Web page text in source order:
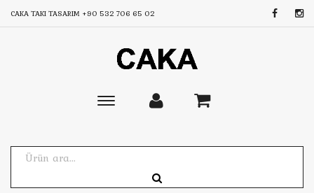
CAKA TAKI TASARIM +90 532 706 65 02
Toggle